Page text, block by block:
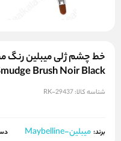
Brush Noir Black
شناسه کالا: RK-29437
برند: میبلین-Maybelline